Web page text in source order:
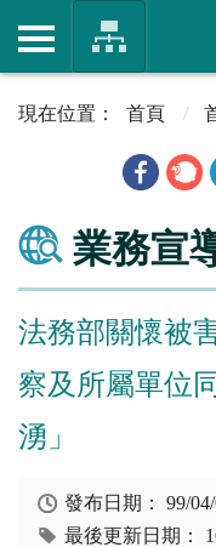
首頁
業務宣
法務部關懷被
察及所屬單位
湧」
發布日期：99/
最後更新日期：